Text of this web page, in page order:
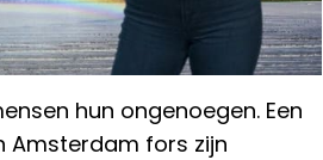
hun ongenoegen. Een
Amsterdam fors zijn